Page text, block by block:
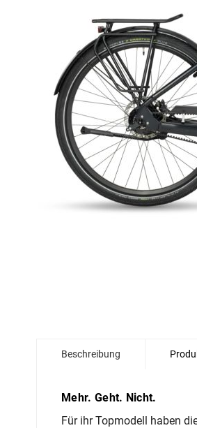
Beschreibung
Mehr. Geht. Nicht.
Für ihr Topmodell haben